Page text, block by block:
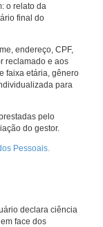
o relato da
final do
endereço, CPF,
reclamado e aos
faixa etária, gênero
para
pelo
do gestor.
Pessoais.
declara ciência
face dos